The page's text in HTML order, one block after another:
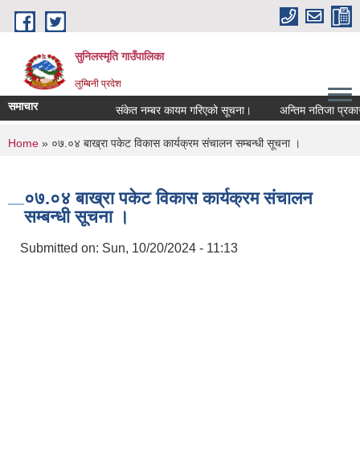
Skip to main content
सुनिलस्मृति गाउँपालिका
लुम्बिनी प्रदेश
समाचार संकेत नम्बर कायम गरिएको सूचना। अन्तिम नतिजा प्रकासन
You are here
Home » ०७.०४ बाख्रा पकेट विकास कार्यक्रम संचालन सम्बन्धी सूचना ।
०७.०४ बाख्रा पकेट विकास कार्यक्रम संचालन
सम्बन्धी सूचना ।
Submitted on: Sun, 10/20/2024 - 11:13